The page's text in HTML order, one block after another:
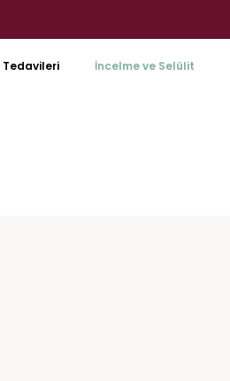
Tedavileri İncelme ve Selülit